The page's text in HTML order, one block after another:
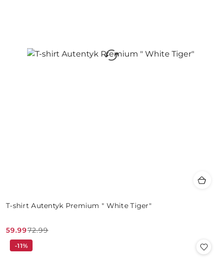
T-shirt Autentyk Premium " White Tiger"
Cena
promocyjna:
59.99
Cena
przed
72.99
-11%